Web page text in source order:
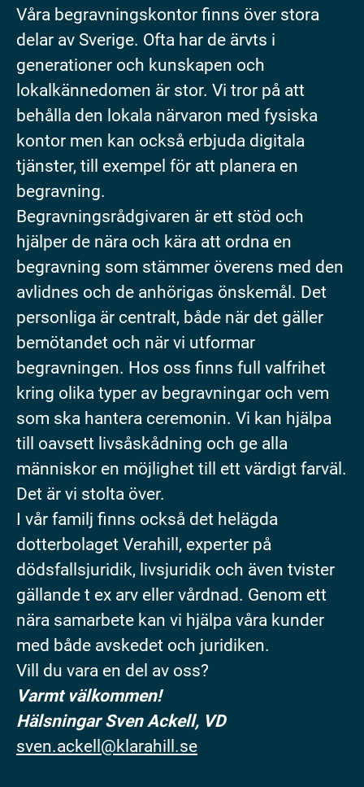
Våra begravningskontor finns över stora
delar av Sverige. Ofta har de ärvts i
generationer och kunskapen och
lokalkännedomen är stor. Vi tror på att
behålla den lokala närvaron med fysiska
kontor men kan också erbjuda digitala
tjänster, till exempel för att planera en
begravning.
Begravningsrådgivaren är ett stöd och
hjälper de nära och kära att ordna en
begravning som stämmer överens med den
avlidnes och de anhörigas önskemål. Det
personliga är centralt, både när det gäller
bemötandet och när vi utformar
begravningen. Hos oss finns full valfrihet
kring olika typer av begravningar och vem
som ska hantera ceremonin. Vi kan hjälpa
till oavsett livsåskådning och ge alla
människor en möjlighet till ett värdigt farväl.
Det är vi stolta över.
I vår familj finns också det helägda
dotterbolaget Verahill, experter på
dödsfallsjuridik, livsjuridik och även tvister
gällande t ex arv eller vårdnad. Genom ett
nära samarbete kan vi hjälpa våra kunder
med både avskedet och juridiken.
Vill du vara en del av oss?
Varmt välkommen!
Hälsningar Sven Ackell, VD
sven.ackell@klarahill.se